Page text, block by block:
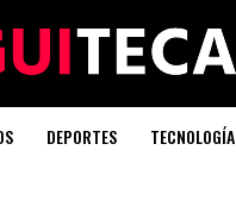
DEPORTES TECNOLOGÍA